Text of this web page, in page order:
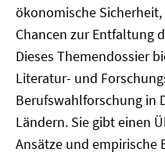
ökonomische
Chancen zur Entfaltung
Dieses Themendossier
Literatur- und
Berufswahlforschung in
Ländern. Sie gibt einen
Ansätze und empirische